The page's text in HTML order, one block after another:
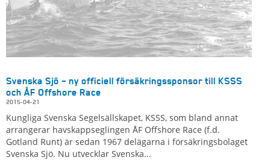
Svenska Sjö – ny officiell försäkringssponsor till KSSS
och ÅF Offshore Race
2015-04-21
Kungliga Svenska Segelsällskapet, KSSS, som bland annat
arrangerar havskappseglingen ÅF Offshore Race (f.d.
Gotland Runt) är sedan 1967 delägarna i försäkringsbolaget
Svenska Sjö. Nu utvecklar Svenska...